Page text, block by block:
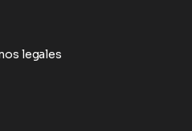
legales